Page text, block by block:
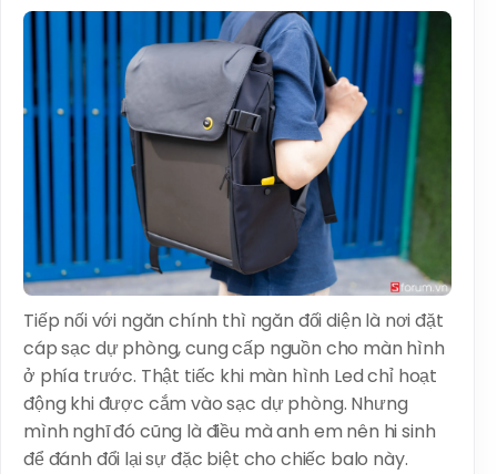
Tiếp nối với ngăn chính thì ngăn đối diện là nơi đặt
cáp sạc dự phòng, cung cấp nguồn cho màn hình
ở phía trước. Thật tiếc khi màn hình Led chỉ hoạt
động khi được cắm vào sạc dự phòng. Nhưng
mình nghĩ đó cũng là điều mà anh em nên hi sinh
để đánh đổi lại sự đặc biệt cho chiếc balo này.